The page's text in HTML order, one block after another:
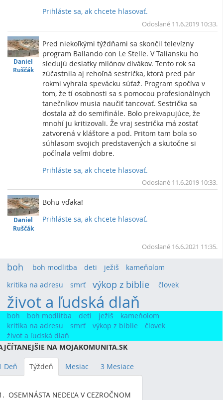
Prihláste sa, ak chcete hlasovať.
Odoslané 11.6.2019 10:33.
Daniel
Ruščák
Pred niekoľkými týždňami sa skončil televízny
program Ballando con Le Stelle. V Taliansku ho
sledujú desiatky milónov divákov. Tento rok sa
zúčastnila aj rehoľná sestrička, ktorá pred pár
rokmi vyhrala spevácku súťaž. Program spočíva v
tom, že tí osobnosti sa s pomocou profesionálnych
tanečníkov musia naučiť tancovať. Sestrička sa
dostala až do semifinále. Bolo prekvapujúce, že
mnohí ju kritizovali. Že vraj sestrička má zostať
zatvorená v kláštore a pod. Pritom tam bola so
súhlasom svojich predstavených a skutočne si
počínala veľmi dobre.
Prihláste sa, ak chcete hlasovať.
Odoslané 11.6.2019 10:33.
Daniel
Ruščák
Bohu vďaka!
Prihláste sa, ak chcete hlasovať.
Odoslané 16.6.2021 11:35.
boh (24)boh modlitba (7)deti (14)ježiš (9)kameňolom
kritika na adresu (9)smrť (11)
výkop z biblie (20)
človek
život a ľudská dlaň
boh boh modlitba deti ježiš
kameňolom
kritika na adresu
smrť výkop z biblie
človek
život a ľudská dlaň
NA MOJAKOMUNITA.SK
Deň Týždeň Mesiac 3 Mesiace
OSEMNÁSTA NEDEĽA V CEZROČNOM